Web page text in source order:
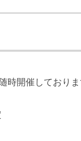
時開催しており